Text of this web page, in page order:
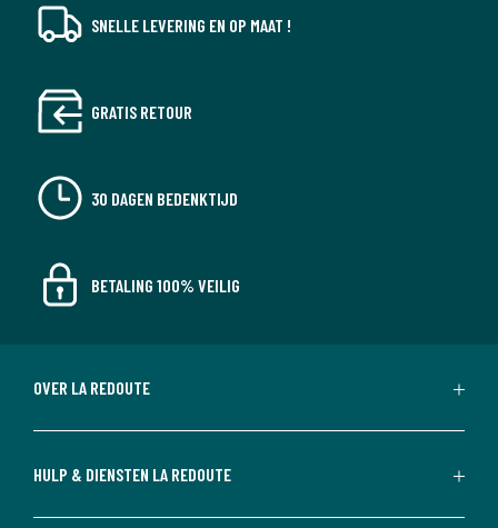
SNELLE LEVERING EN OP MAAT !
GRATIS RETOUR
30 DAGEN BEDENKTIJD
BETALING 100% VEILIG
OVER LA REDOUTE
HULP & DIENSTEN LA REDOUTE